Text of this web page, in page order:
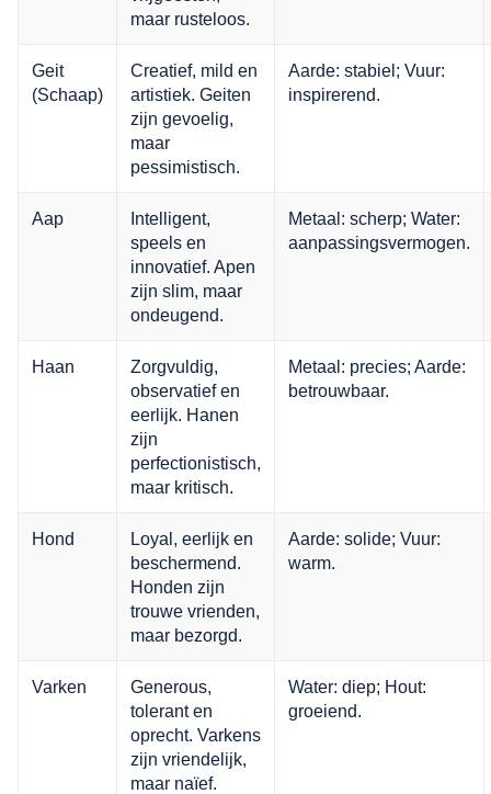
maar rusteloos.
Geit
(Schaap)
Creatief, mild en
artistiek. Geiten
zijn gevoelig,
maar
pessimistisch.
Aarde: stabiel; Vuur:
inspirerend.
Aap
Intelligent,
speels en
innovatief. Apen
zijn slim, maar
ondeugend.
Metaal: scherp; Water:
aanpassingsvermogen.
Haan
Zorgvuldig,
observatief en
eerlijk. Hanen
zijn
perfectionistisch,
maar kritisch.
Metaal: precies; Aarde:
betrouwbaar.
Hond
Loyal, eerlijk en
beschermend.
Honden zijn
trouwe vrienden,
maar bezorgd.
Aarde: solide; Vuur:
warm.
Varken
Generous,
tolerant en
oprecht. Varkens
zijn vriendelijk,
maar naïef.
Water: diep; Hout:
groeiend.